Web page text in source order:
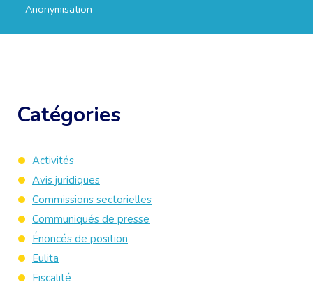
Anonymisation
Catégories
Activités
Avis juridiques
Commissions sectorielles
Communiqués de presse
Énoncés de position
Eulita
Fiscalité